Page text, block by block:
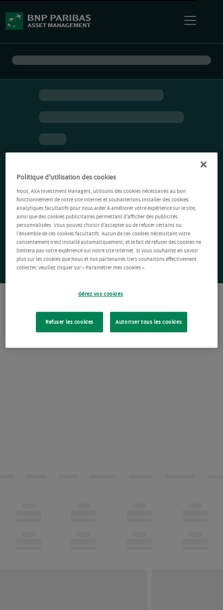
Politique d'utilisation des cookies
Nous, AXA Investment Managers, utilisons des cookies nécessaires au bon
fonctionnement de notre site Internet et souhaiterions installer des cookies
analytiques facultatifs pour nous aider à améliorer votre expérience sur le site,
ainsi que des cookies publicitaires permettant d’afficher des publicités
personnalisées. Vous pouvez choisir d’accepter ou de refuser certains ou
l’ensemble de ces cookies facultatifs. Aucun de ces cookies nécessitant votre
consentement n’est installé automatiquement, et le fait de refuser des cookies ne
limitera pas votre expérience sur notre site Internet. Si vous souhaitez en savoir
plus sur les cookies que Nous et nos partenaires tiers souhaitons effectivement
collecter, veuillez cliquer sur « Paramétrer mes cookies ».
Gérez vos cookies
Refuser les cookies Autoriser tous les cookies